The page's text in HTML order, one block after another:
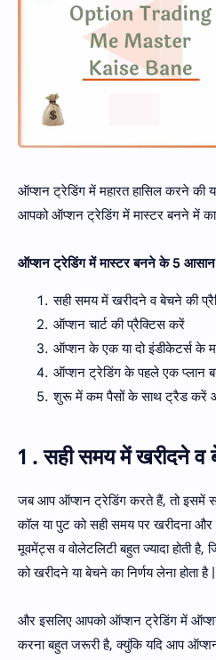
ऑप्शन ट्रेडिंग में महारत हासिल करने की
आपको ऑप्शन ट्रेडिंग में मास्टर बनने में
ऑप्शन ट्रेडिंग में मास्टर बनने के 5
सही समय में खरीदने व बेचने की
ऑप्शन चार्ट की प्रैक्टिस करें
ऑप्शन के एक या दो इंडीकेटर्स के
ऑप्शन ट्रेडिंग के पहले एक प्लान
शुरू में कम पैसों के साथ ट्रैड करें
1 . सही समय में खरीदने
जब आप ऑप्शन ट्रेडिंग करते हैं, तो इसमें
कॉल या पुट को सही समय पर खरीदना
मूवमेंट्स व वोलेटलिटी बहुत ज्यादा होती
को खरीदने या बेचने का निर्णय लेना होता है |
और इसलिए आपको ऑप्शन ट्रेडिंग में
करना बहुत जरूरी है, क्युंकि यदि आप